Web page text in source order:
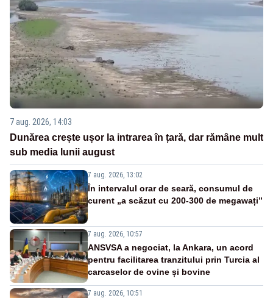
7 aug. 2026, 14:03
Dunărea crește ușor la intrarea în țară, dar rămâne mult
sub media lunii august
7 aug. 2026, 13:02
În intervalul orar de seară, consumul de
curent „a scăzut cu 200-300 de megawați”
7 aug. 2026, 10:57
ANSVSA a negociat, la Ankara, un acord
pentru facilitarea tranzitului prin Turcia al
carcaselor de ovine și bovine
7 aug. 2026, 10:51